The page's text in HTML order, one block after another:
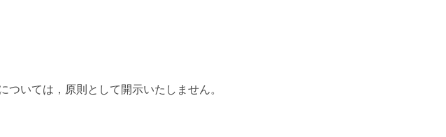
いては，原則として開示いたしません。